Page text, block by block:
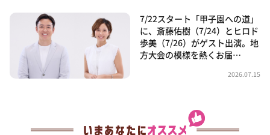
7/22スタート「甲子園への道」
に、斎藤佑樹（7/24）とヒロド
歩美（7/26）がゲスト出演。地
方大会の模様を熱くお届…
2026.07.15